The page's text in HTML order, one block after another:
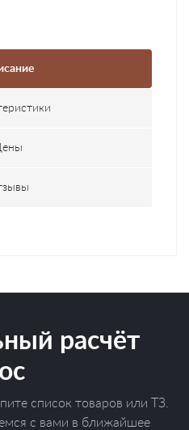
расчёт
список товаров или ТЗ.
с вами в ближайшее